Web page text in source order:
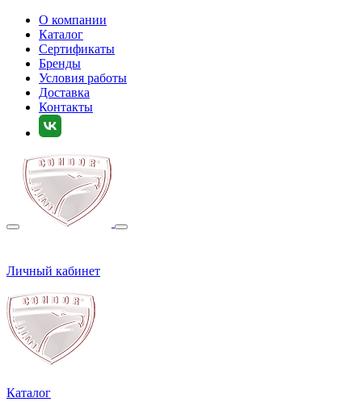
О компании
Каталог
Сертификаты
Бренды
Условия работы
Доставка
Контакты
Личный кабинет
Каталог